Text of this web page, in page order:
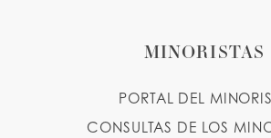
MINORISTAS
PORTAL DEL
CONSULTAS DE LOS